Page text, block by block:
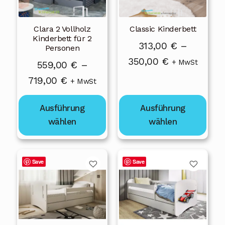
Clara 2 Vollholz
Kinderbett für 2
Personen
559,00 € –
719,00 €Preisspanne:
559,00 €
bis
719,00 €
+ MwSt
Ausführung
wählen
auf.
Die
Optionen
können
Produktseite
gewählt
werden
Classic Kinderbett
313,00 € –
350,00 €Preisspanne:
bis
350,00 €
+ MwSt
Ausführung
wählen
Die
Optionen
können
auf
gewählt
werden
Save
Dieses
Produkt
weist
mehrere
Varianten
Save
Dieses
Produkt
weist
mehrere
Varianten